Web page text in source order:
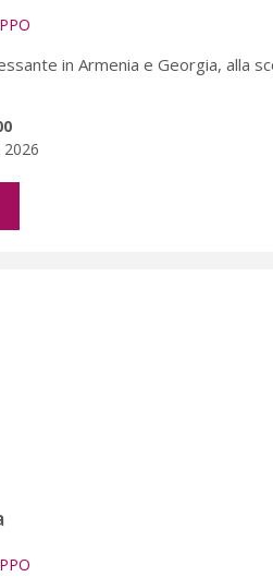
in Armenia e Georgia, alla
2026